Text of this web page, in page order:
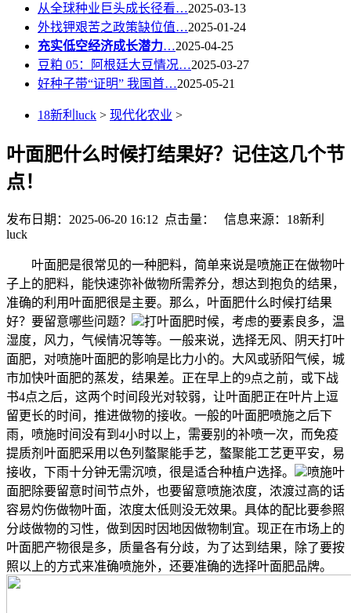
从全球种业巨头成长径看…2025-03-13
外找钾艰苦之政策缺位值…2025-01-24
充实低空经济成长潜力…2025-04-25
豆粕 05：阿根廷大豆情况…2025-03-27
好种子带“证明” 我国首…2025-05-21
18新利luck > 现代化农业 >
叶面肥什么时候打结果好？记住这几个节
点！
发布日期：2025-06-20 16:12 点击量：
信息来源：18新利
luck
叶面肥是很常见的一种肥料，简单来说是喷施正在做物叶
子上的肥料，能快速弥补做物所需养分，想达到抱负的结果，
准确的利用叶面肥很是主要。那么，叶面肥什么时候打结果
好？要留意哪些问题？
打叶面肥时候，考虑的要素良多，温
湿度，风力，气候情况等等。一般来说，选择无风、阴天打叶
面肥，对喷施叶面肥的影响是比力小的。大风或骄阳气候，城
市加快叶面肥的蒸发，结果差。正在早上的9点之前，或下战
书4点之后，这两个时间段光对较弱，让叶面肥正在叶片上逗
留更长的时间，推进做物的接收。一般的叶面肥喷施之后下
雨，喷施时间没有到4小时以上，需要别的补喷一次，而免疫
提质剂叶面肥采用以色列螯聚能手艺，螯聚能工艺更平安，易
接收，下雨十分钟无需沉喷，很是适合种植户选择。
喷施叶
面肥除要留意时间节点外，也要留意喷施浓度，浓渡过高的话
容易灼伤做物叶面，浓度太低则没无效果。具体的配比要参照
分歧做物的习性，做到因时因地因做物制宜。现正在市场上的
叶面肥产物很是多，质量各有分歧，为了达到结果，除了要按
照以上的方式来准确喷施外，还要准确的选择叶面肥品牌。